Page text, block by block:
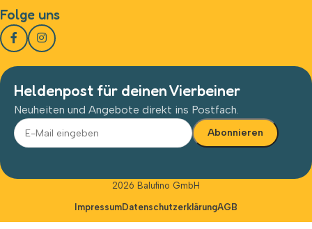
Folge uns
Heldenpost für deinen Vierbeiner
Neuheiten und Angebote direkt ins Postfach.
2026 Balufino GmbH
ImpressumDatenschutzerklärungAGB